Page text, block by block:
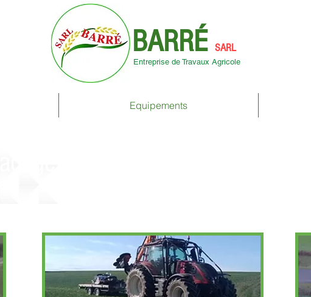
BARRÉ SARL
Entreprise de Travaux Agricole
Equipements